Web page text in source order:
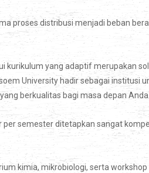
proses distribusi menjadi beban
kurikulum yang adaptif merupakan
University hadir sebagai institusi
berkualitas bagi masa depan Anda.
per semester ditetapkan sangat
kimia, mikrobiologi, serta